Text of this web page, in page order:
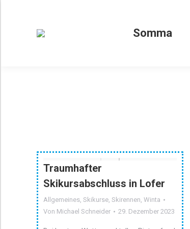
Somma
Traumhafter
Skikursabschluss in Lofer
Allgemeines, Skikurse, Skirennen, Winta
Von Michael Schneider 29. Dezember 2023